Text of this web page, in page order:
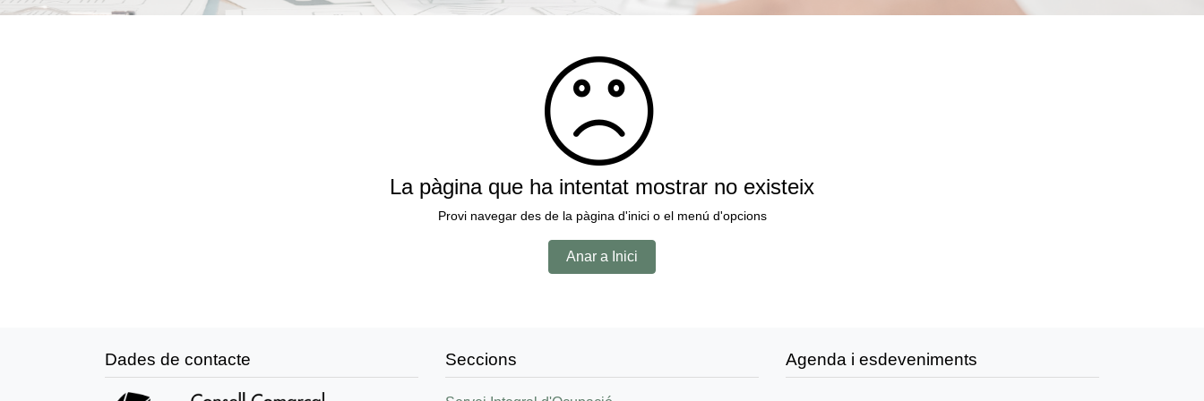
La pàgina que ha intentat mostrar no existeix
Provi navegar des de la pàgina d'inici o el menú d'opcions
Anar a Inici
Dades de contacte Seccions Agenda i esdeveniments